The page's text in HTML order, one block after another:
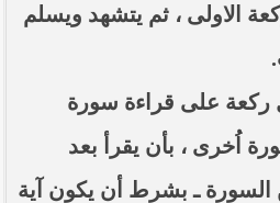
الاولى ، ثم يتشهد ويسلم
ركعة على قراءة سورة
اُخرى ، بأن يقرأ بعد
السورة ـ بشرط أن يكون آية